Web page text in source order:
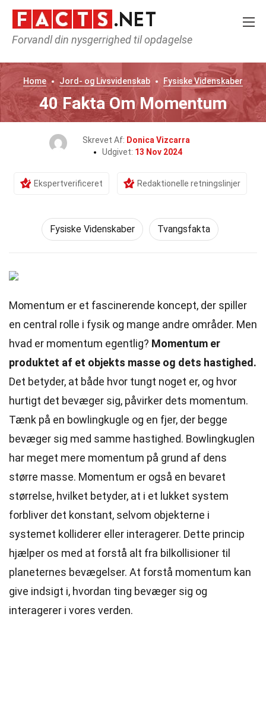
Forvandl din nysgerrighed til opdagelse
Home Jord- og Livsvidenskab Fysiske Videnskaber
40 Fakta Om Momentum
Skrevet Af: Donica Vizcarra
Udgivet: 13 Nov 2024
Ekspertverificeret Redaktionelle retningslinjer
Fysiske Videnskaber Tvangsfakta
Momentum er et fascinerende koncept, der spiller
en central rolle i fysik og mange andre områder. Men
hvad er momentum egentlig? Momentum er
produktet af et objekts masse og dets hastighed.
Det betyder, at både hvor tungt noget er, og hvor
hurtigt det bevæger sig, påvirker dets momentum.
Tænk på en bowlingkugle og en fjer, der begge
bevæger sig med samme hastighed. Bowlingkuglen
har meget mere momentum på grund af dens
større masse. Momentum er også en bevaret
størrelse, hvilket betyder, at i et lukket system
forbliver det konstant, selvom objekterne i
systemet kolliderer eller interagerer. Dette princip
hjælper os med at forstå alt fra bilkollisioner til
planeternes bevægelser. At forstå momentum kan
give indsigt i, hvordan ting bevæger sig og
interagerer i vores verden.